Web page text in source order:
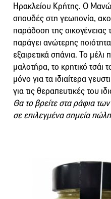
Ηρακλείου Κρήτης. Ο
σπουδές στη γεωπονία,
παράδοση της οικογένειας
παράγει ανώτερης
εξαιρετικά σπάνια. Το
μαλοτήρα, το κρητικό τσάι
μόνο για τα ιδιαίτερα
για τις θεραπευτικές του
Θα το βρείτε στα ράφια
σε επιλεγμένα σημεία